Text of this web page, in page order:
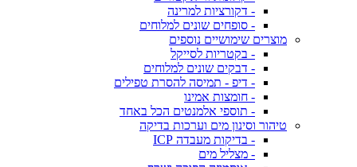
- דקורציות למרינה
- סופחים שונים למלוחים
מוצרים שימושיים נוספים
- בקטריות לסייקל
- דבקים שונים למלוחים
- דיפ - תמיסה להסרת טפילים
- חומצות אמינו
- תוספי אלמנטים הכל באחד
טיהור וסינון מים וערכות בדיקה
- בדיקות מעבדה ICP
- מצליל מים